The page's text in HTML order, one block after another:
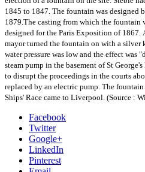
1845 to 1847. The fountain was designed
1879.The casting from which the fountain
designed for the Paris Exposition of
mayor turned the fountain on with a silver
water pressure was low and the effect was
steam pump in the basement of St
to disrupt the proceedings in the courts
replaced by an electric pump. The
Ships' Race came to Liverpool. (Source :
Facebook
Twitter
Google+
LinkedIn
Pinterest